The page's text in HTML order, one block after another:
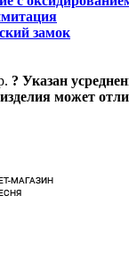
замок
? Указан
может